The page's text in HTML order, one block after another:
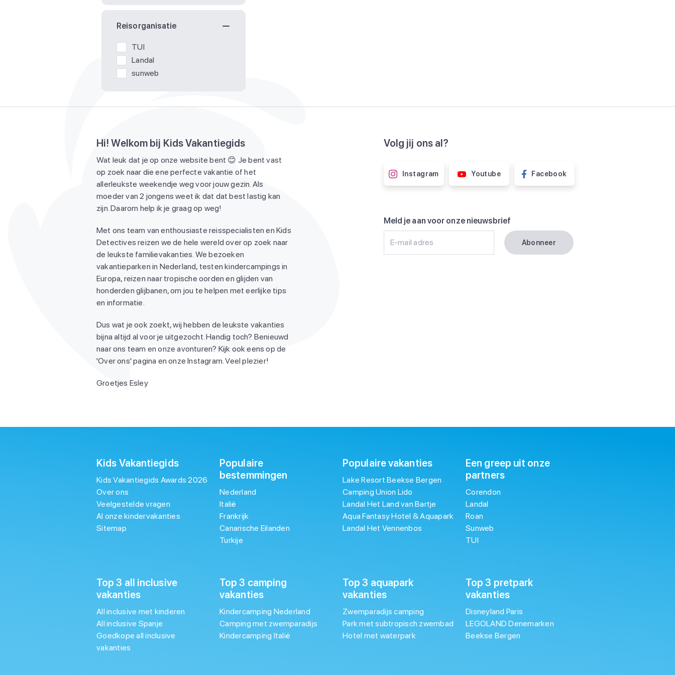
Reisorganisatie
TUI
Landal
sunweb
Hi! Welkom bij Kids Vakantiegids
Wat leuk dat je op onze website bent 😊 Je bent vast
op zoek naar die ene perfecte vakantie of het
allerleukste weekendje weg voor jouw gezin. Als
moeder van 2 jongens weet ik dat dat best lastig kan
zijn. Daarom help ik je graag op weg!
Met ons team van enthousiaste reisspecialisten en Kids
Detectives reizen we de hele wereld over op zoek naar
de leukste familievakanties. We bezoeken
vakantieparken in Nederland, testen kindercampings in
Europa, reizen naar tropische oorden en glijden van
honderden glijbanen, om jou te helpen met eerlijke tips
en informatie.
Dus wat je ook zoekt, wij hebben de leukste vakanties
bijna altijd al voor je uitgezocht. Handig toch? Benieuwd
naar ons team en onze avonturen? Kijk ook eens op de
'Over ons' pagina en onze Instagram. Veel plezier!
Groetjes Esley
Volg jij ons al?
Instagram Youtube Facebook
Meld je aan voor onze nieuwsbrief
E-mail adres Abonneer
Kids Vakantiegids
Kids Vakantiegids Awards 2026
Over ons
Veelgestelde vragen
Al onze kindervakanties
Sitemap
Populaire
bestemmingen
Nederland
Italië
Frankrijk
Canarische Eilanden
Turkije
Populaire vakanties
Lake Resort Beekse Bergen
Camping Union Lido
Landal Het Land van Bartje
Aqua Fantasy Hotel & Aquapark
Landal Het Vennenbos
Een greep uit onze
partners
Corendon
Landal
Roan
Sunweb
TUI
Top 3 all inclusive
vakanties
All inclusive met kinderen
All inclusive Spanje
Goedkope all inclusive
vakanties
Top 3 camping
vakanties
Kindercamping Nederland
Camping met zwemparadijs
Kindercamping Italië
Top 3 aquapark
vakanties
Zwemparadijs camping
Park met subtropisch zwembad
Hotel met waterpark
Top 3 pretpark
vakanties
Disneyland Paris
LEGOLAND Denemarken
Beekse Bergen